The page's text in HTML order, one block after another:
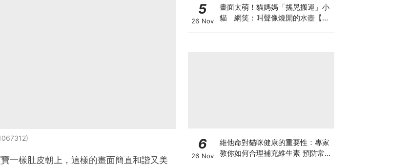
一樣肚皮朝上，這樣的畫面簡直和諧又美
5
26 Nov
畫面太萌！貓媽媽「搖晃搬運」小
貓 網笑：叫聲像燒開的水壺【有
6
26 Nov
維他命對貓咪健康的重要性：專家
教你如何合理補充維生素 預防常見